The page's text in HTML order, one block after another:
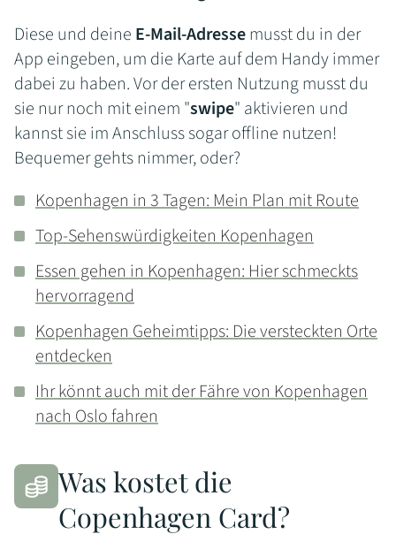
Diese und deine E-Mail-Adressemusst du in der
App eingeben, um die Karte auf dem Handy immer
dabei zu haben. Vor der ersten Nutzung musst du
sie nur noch mit einem "swipe" aktivieren und
kannst sie im Anschluss sogar offline nutzen!
Bequemer gehts nimmer, oder?
Kopenhagen in 3 Tagen: Mein Plan mit Route
Top-Sehenswürdigkeiten Kopenhagen
Essen gehen in Kopenhagen: Hier schmeckts
hervorragend
Kopenhagen Geheimtipps: Die versteckten Orte
entdecken
Ihr könnt auch mit der Fähre von Kopenhagen
nach Oslo fahren
Was kostet die
Copenhagen Card?